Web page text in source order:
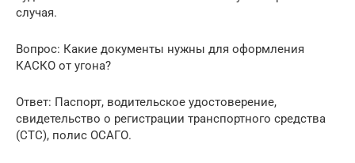
случая.
Вопрос: Какие документы нужны для оформления
КАСКО от угона?
Ответ: Паспорт, водительское удостоверение,
свидетельство о регистрации транспортного средства
(СТС), полис ОСАГО.